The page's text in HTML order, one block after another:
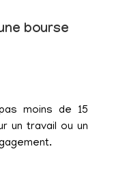
bourse
moins de 15
un travail ou un